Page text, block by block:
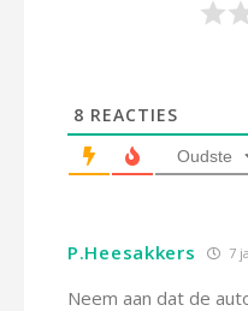
8 REACTIES
Oudste
P.Heesakkers 7
Neem aan dat de